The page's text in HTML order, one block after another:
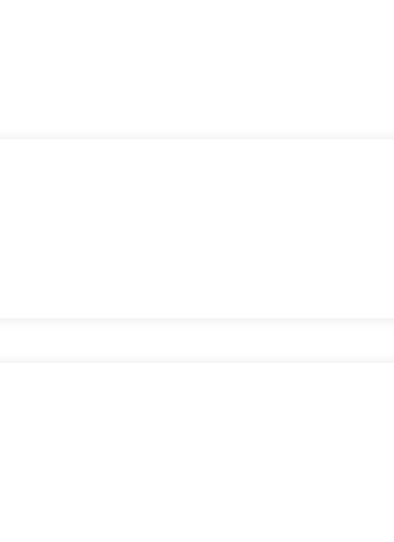
sans complications.
du marché.
des plateformes et des dApps.